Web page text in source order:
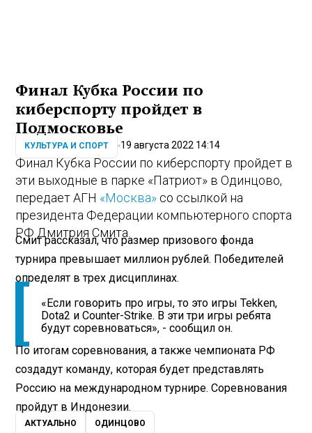
Финал Кубка России по
киберспорту пройдет в
Подмосковье
КУЛЬТУРА И СПОРТ 19 августа 2022 14:14
Финал Кубка России по киберспорту пройдет в
эти выходные в парке «Патриот» в Одинцово,
передает АГН «Москва» со ссылкой на
президента Федерации компьютерного спорта
РФ Дмитрия Смита.
Смит рассказал, что размер призового фонда
турнира превышает миллион рублей. Победителей
определят в трех дисциплинах.
«Если говорить про игры, то это игры Tekken,
Dota2 и Counter-Strike. В эти три игры ребята
будут соревноваться», - сообщил он.
По итогам соревнования, а также чемпионата РФ
создадут команду, которая будет представлять
Россию на международном турнире. Соревнования
пройдут в Индонезии.
АКТУАЛЬНО ОДИНЦОВО